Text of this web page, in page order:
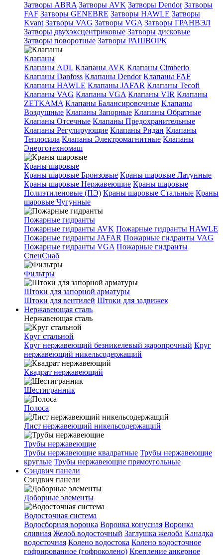
Затворы ABRA Затворы AVK Затворы Dendor Затворы
FAF Затворы GENEBRE Затворы HAWLE Затворы
Kvant Затворы VAG Затворы VGA Затворы ГРАНВЭЛ
Затворы двухэксцентриковые Затворы дисковые
Затворы поворотные Затворы РАШВОРК
Клапаны
Клапаны ADL Клапаны AVK Клапаны Cimberio
Клапаны Danfoss Клапаны Dendor Клапаны FAF
Клапаны HAWLE Клапаны JAFAR Клапаны Tecofi
Клапаны VAG Клапаны VGA Клапаны VIR Клапаны
ZETKAMA Клапаны Балансировочные Клапаны
Воздушные Клапаны Запорные Клапаны Обратные
Клапаны Отсечные Клапаны Предохранительные
Клапаны Регулирующие Клапаны Ридан Клапаны
Теплосила Клапаны Электромагнитные Клапаны
Энерготехномаш
Краны шаровые
Краны шаровые Бронзовые Краны шаровые Латунные
Краны шаровые Нержавеющие Краны шаровые
Полиэтиленовые (ПЭ) Краны шаровые Стальные Краны
шаровые Чугунные
Пожарные гидранты
Пожарные гидранты AVK Пожарные гидранты HAWLE
Пожарные гидранты JAFAR Пожарные гидранты VAG
Пожарные гидранты VGA Пожарные гидранты
СпецСнаб
Фильтры
Штоки для запорной арматуры
Штоки для вентилей Штоки для задвижек
Нержавеющая сталь
Нержавеющая сталь
Круг стальной
Круг нержавеющий безникелевый жаропрочный Круг
нержавеющий никельсодержащий
Квадрат нержавеющий
Шестигранник
Полоса
Лист нержавеющий никельсодержащий
Трубы нержавеющие
Трубы нержавеющие квадратные Трубы нержавеющие
круглые Трубы нержавеющие прямоугольные
Сэндвич панели
Сэндвич панели
Доборные элементы
Водосточная система
Водосборная воронка Воронка конусная Воронка
сливная Желоб водосточный Заглушка желоба Канадка
водосточная Колено водостока Колено водосточное
гофрированное (гофроколено) Крепление анкерное